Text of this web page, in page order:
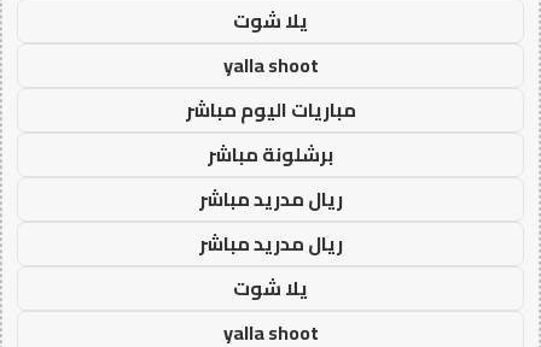
يلا شوت
yalla shoot
مباريات اليوم مباشر
برشلونة مباشر
ريال مدريد مباشر
ريال مدريد مباشر
يلا شوت
yalla shoot